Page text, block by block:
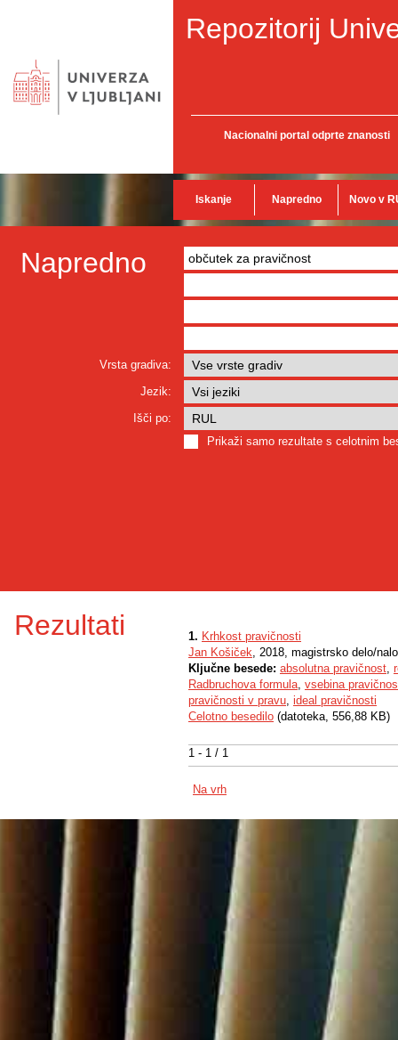
Repozitorij
Nacionalni portal odprte znanosti
Iskanje Napredno Novo v
Napredno
Vrsta gradiva:
Jezik:
Išči po:
Prikaži samo rezultate s celotnim
Rezultati
1 - 1 / 1
1. Krhkost pravičnosti
Jan Košiček, 2018, magistrsko delo/
Ključne besede: absolutna pravičnost,
Radbruchova formula, vsebina
pravičnosti v pravu, ideal pravičnosti
Celotno besedilo (datoteka, 556,88 KB)
Na vrh